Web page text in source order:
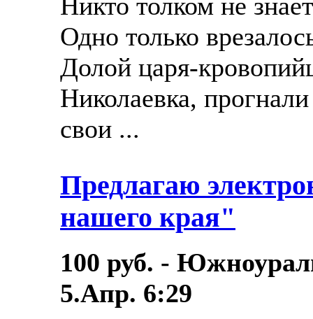
Одно только
Долой царя-
Николаевка,
свои ...
Предлагаю
нашего края"
100 руб. -
5.Апр. 6:29